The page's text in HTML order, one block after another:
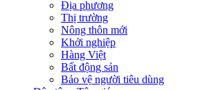
Địa phương
Thị trường
Nông thôn mới
Khởi nghiệp
Hàng Việt
Bất động sản
Bảo vệ người tiêu dùng